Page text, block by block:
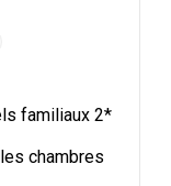
familiaux 2*
chambres